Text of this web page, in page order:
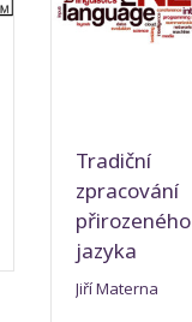
Tradiční
zpracování
přirozeného
jazyka
Jiří Materna